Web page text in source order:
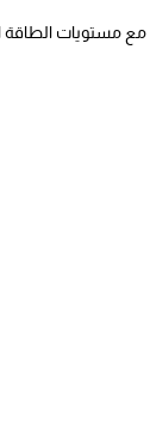
الطاقة